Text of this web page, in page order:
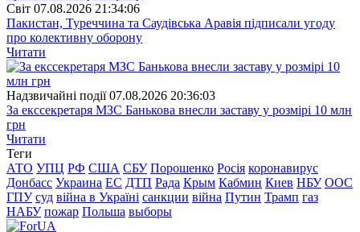
Свiт 07.08.2026 21:34:06
Пакистан, Туреччина та Саудівська Аравія підписали угоду
про колективну оборону
Читати
Надзвичайні події 07.08.2026 20:36:03
За екссекретаря МЗС Банькова внесли заставу у розмірі 10 млн
грн
Читати
Теги
АТО УПЦ РФ США СБУ Порошенко Росія коронавирус
Донбасс Украина ЕС ДТП Рада Крым Кабмин Киев НБУ ООС
ГПУ суд війна в Україні санкции війна Путин Трамп газ
НАБУ пожар Польша выборы